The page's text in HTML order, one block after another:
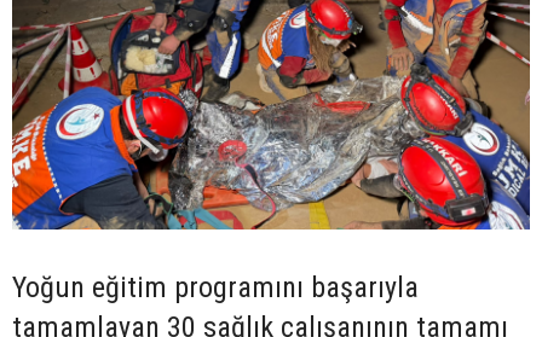
Yoğun eğitim programını başarıyla
tamamlayan 30 sağlık çalışanının tamamı